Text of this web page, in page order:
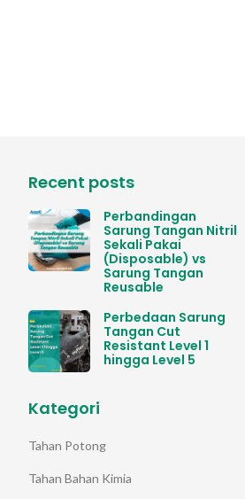
Recent posts
Perbandingan
Sarung Tangan Nitril
Sekali Pakai
(Disposable) vs
Sarung Tangan
Reusable
Perbedaan Sarung
Tangan Cut
Resistant Level 1
hingga Level 5
Kategori
Tahan Potong
Tahan Bahan Kimia